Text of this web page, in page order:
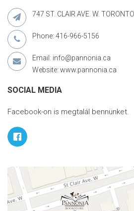
747 ST. CLAIR AVE. W.
Phone: 416-966-5156
Email: info@pannonia.ca
Website: www.pannonia.ca
SOCIAL MEDIA
Facebook-on is megtalál bennünket.